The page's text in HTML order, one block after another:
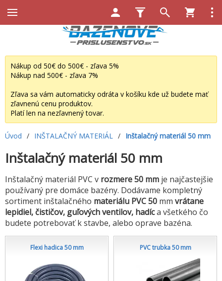
Nákup od 50€ do 500€ - zľava 5%
Nákup nad 500€ - zľava 7%
Zľava sa vám automaticky odráta v košíku kde už budete mať
zľavnenú cenu produktov.
Platí len na nezľavnený tovar.
Úvod / INŠTALAČNÝ MATERIÁL / Inštalačný materiál 50 mm
Inštalačný materiál 50 mm
Inštalačný materiál PVC v rozmere 50 mm je najčastejšie
používaný pre domáce bazény. Dodávame kompletný
sortiment inštalačného materiálu PVC 50 mm vrátane
lepidiel, čističov, guľových ventilov, hadíca všetkého čo
budete potrebovať k stavbe, alebo oprave bazéna.
Flexi hadica 50 mm PVC trubka 50 mm